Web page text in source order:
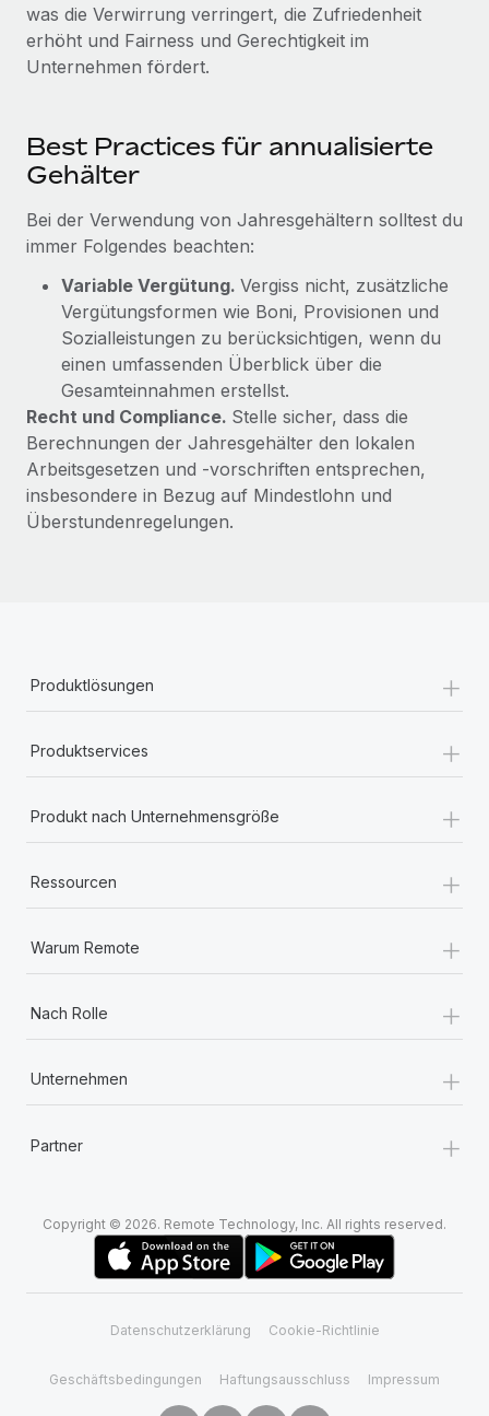
was die Verwirrung verringert, die Zufriedenheit
erhöht und Fairness und Gerechtigkeit im
Unternehmen fördert.
Best Practices für annualisierte
Gehälter
Bei der Verwendung von Jahresgehältern solltest du
immer Folgendes beachten:
Variable Vergütung. Vergiss nicht, zusätzliche
Vergütungsformen wie Boni, Provisionen und
Sozialleistungen zu berücksichtigen, wenn du
einen umfassenden Überblick über die
Gesamteinnahmen erstellst.
Recht und Compliance. Stelle sicher, dass die
Berechnungen der Jahresgehälter den lokalen
Arbeitsgesetzen und -vorschriften entsprechen,
insbesondere in Bezug auf Mindestlohn und
Überstundenregelungen.
Produktlösungen +
Produktservices +
Produkt nach Unternehmensgröße +
Ressourcen +
Warum Remote +
Nach Rolle +
Unternehmen +
Partner +
Copyright © 2026. Remote Technology, Inc. All rights reserved.
Datenschutzerklärung Cookie-Richtlinie
Geschäftsbedingungen Haftungsausschluss Impressum